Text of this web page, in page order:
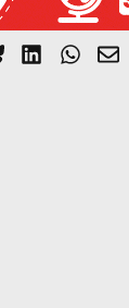
BlueskyLinkedIn